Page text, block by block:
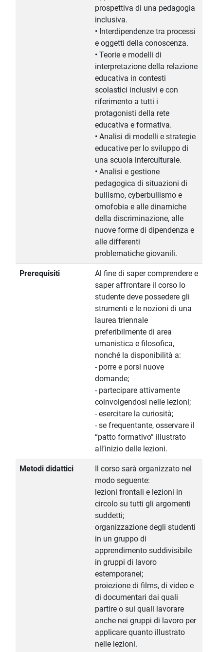
prospettiva di una pedagogia
inclusiva.
• Interdipendenze tra processi
e oggetti della conoscenza.
• Teorie e modelli di
interpretazione della relazione
educativa in contesti
scolastici inclusivi e con
riferimento a tutti i
protagonisti della rete
educativa e formativa.
• Analisi di modelli e strategie
educative per lo sviluppo di
una scuola interculturale.
• Analisi e gestione
pedagogica di situazioni di
bullismo, cyberbullismo e
omofobia e alle dinamiche
della discriminazione, alle
nuove forme di dipendenza e
alle differenti
problematiche giovanili.
Prerequisiti
Al fine di saper comprendere e
saper affrontare il corso lo
studente deve possedere gli
strumenti e le nozioni di una
laurea triennale
preferibilmente di area
umanistica e filosofica,
nonché la disponibilità a:
- porre e porsi nuove
domande;
- partecipare attivamente
coinvolgendosi nelle lezioni;
- esercitare la curiosità;
- se frequentante, osservare il
“patto formativo” illustrato
all’inizio delle lezioni.
Metodi didattici
Il corso sarà organizzato nel
modo seguente:
lezioni frontali e lezioni in
circolo su tutti gli argomenti
suddetti;
organizzazione degli studenti
in un gruppo di
apprendimento suddivisibile
in gruppi di lavoro
estemporanei;
proiezione di films, di video e
di documentari dai quali
partire o sui quali lavorare
anche nei gruppi di lavoro per
applicare quanto illustrato
nelle lezioni.